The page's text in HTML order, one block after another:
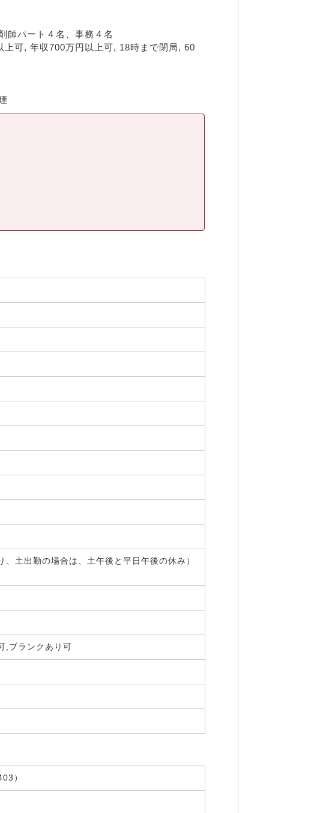
師パート４名、事務４名
上可, 年収700万円以上可, 18時まで閉局, 60
土出勤の場合は、土午後と平日午後の休み）
,ブランクあり可
）